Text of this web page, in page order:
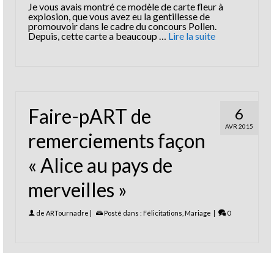
Je vous avais montré ce modèle de carte fleur à
explosion, que vous avez eu la gentillesse de
promouvoir dans le cadre du concours Pollen.
Depuis, cette carte a beaucoup … Lire la suite
6
AVR 2015
Faire-pART de
remerciements façon
« Alice au pays de
merveilles »
de ARTournadre | Posté dans : Félicitations Mariage | 0